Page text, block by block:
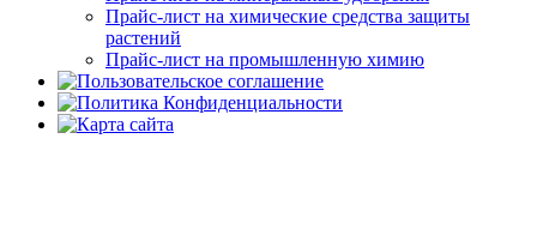
Прайс-лист на химические средства защиты
растений
Прайс-лист на промышленную химию